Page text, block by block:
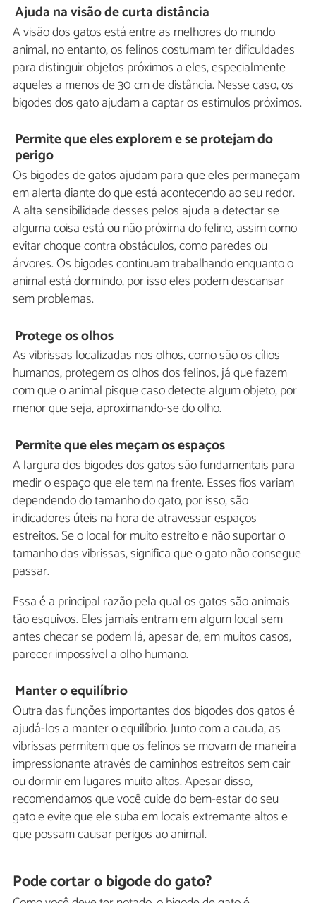
Ajuda na visão de curta distância
A visão dos gatos está entre as melhores do mundo
animal, no entanto, os felinos costumam ter dificuldades
para distinguir objetos próximos a eles, especialmente
aqueles a menos de 30 cm de distância. Nesse caso, os
bigodes dos gato ajudam a captar os estímulos próximos.
Permite que eles explorem e se protejam do
perigo
Os bigodes de gatos ajudam para que eles permaneçam
em alerta diante do que está acontecendo ao seu redor.
A alta sensibilidade desses pelos ajuda a detectar se
alguma coisa está ou não próxima do felino, assim como
evitar choque contra obstáculos, como paredes ou
árvores. Os bigodes continuam trabalhando enquanto o
animal está dormindo, por isso eles podem descansar
sem problemas.
Protege os olhos
As vibrissas localizadas nos olhos, como são os cílios
humanos, protegem os olhos dos felinos, já que fazem
com que o animal pisque caso detecte algum objeto, por
menor que seja, aproximando-se do olho.
Permite que eles meçam os espaços
A largura dos bigodes dos gatos são fundamentais para
medir o espaço que ele tem na frente. Esses fios variam
dependendo do tamanho do gato, por isso, são
indicadores úteis na hora de atravessar espaços
estreitos. Se o local for muito estreito e não suportar o
tamanho das vibrissas, significa que o gato não consegue
passar.
Essa é a principal razão pela qual os gatos são animais
tão esquivos. Eles jamais entram em algum local sem
antes checar se podem lá, apesar de, em muitos casos,
parecer impossível a olho humano.
Manter o equilíbrio
Outra das funções importantes dos bigodes dos gatos é
ajudá-los a manter o equilíbrio. Junto com a cauda, as
vibrissas permitem que os felinos se movam de maneira
impressionante através de caminhos estreitos sem cair
ou dormir em lugares muito altos. Apesar disso,
recomendamos que você cuide do bem-estar do seu
gato e evite que ele suba em locais extremante altos e
que possam causar perigos ao animal.
Pode cortar o bigode do gato?